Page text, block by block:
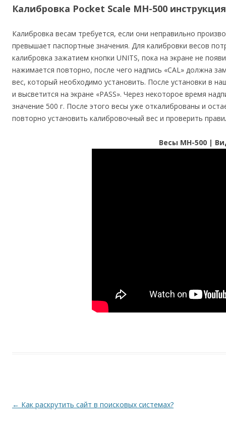
Калибровка Pocket Scale MH-500 инструкция
Калибровка весам требуется, если они неправильно
превышает паспортные значения. Для калибровки весов
калибровка зажатием кнопки UNITS, пока на экране не
нажимается повторно, после чего надпись «CAL» должна
вес, который необходимо установить. После установки в
и высветится на экране «PASS». Через некоторое время
значение 500 г. После этого весы уже откалиброваны и
повторно установить калибровочный вес и проверить
Весы MH-500 |
Навигация по записям
← Как раскрутить сайт в поисковых системах?